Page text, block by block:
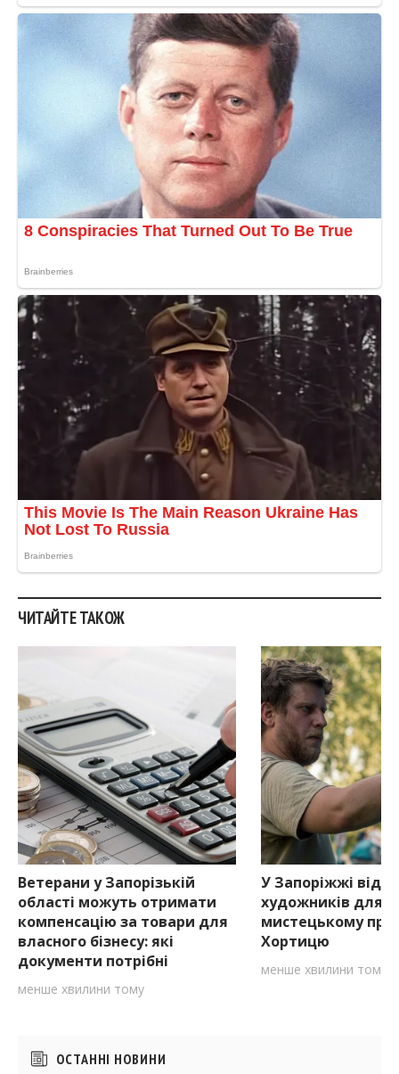
ЧИТАЙТЕ ТАКОЖ
Ветерани у Запорізькій
області можуть отримати
компенсацію за товари для
власного бізнесу: які
документи потрібні
менше хвилини тому
У Запоріжжі
художників для
мистецькому
Хортицю
менше хвилини тому
Бічні ОСТАННІ НОВИНИ